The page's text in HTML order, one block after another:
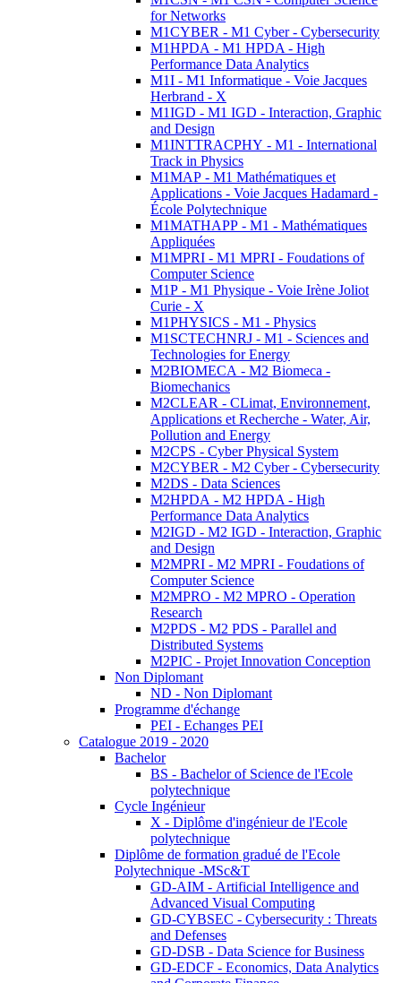
for Networks
M1CYBER - M1 Cyber - Cybersecurity
M1HPDA - M1 HPDA - High
Performance Data Analytics
M1I - M1 Informatique - Voie Jacques
Herbrand - X
M1IGD - M1 IGD - Interaction, Graphic
and Design
M1INTTRACPHY - M1 - International
Track in Physics
M1MAP - M1 Mathématiques et
Applications - Voie Jacques Hadamard -
École Polytechnique
M1MATHAPP - M1 - Mathématiques
Appliquées
M1MPRI - M1 MPRI - Foudations of
Computer Science
M1P - M1 Physique - Voie Irène Joliot
Curie - X
M1PHYSICS - M1 - Physics
M1SCTECHNRJ - M1 - Sciences and
Technologies for Energy
M2BIOMECA - M2 Biomeca -
Biomechanics
M2CLEAR - CLimat, Environnement,
Applications et Recherche - Water, Air,
Pollution and Energy
M2CPS - Cyber Physical System
M2CYBER - M2 Cyber - Cybersecurity
M2DS - Data Sciences
M2HPDA - M2 HPDA - High
Performance Data Analytics
M2IGD - M2 IGD - Interaction, Graphic
and Design
M2MPRI - M2 MPRI - Foudations of
Computer Science
M2MPRO - M2 MPRO - Operation
Research
M2PDS - M2 PDS - Parallel and
Distributed Systems
M2PIC - Projet Innovation Conception
Non Diplomant
ND - Non Diplomant
Programme d'échange
PEI - Echanges PEI
Catalogue 2019 - 2020
Bachelor
BS - Bachelor of Science de l'Ecole
polytechnique
Cycle Ingénieur
X - Diplôme d'ingénieur de l'Ecole
polytechnique
Diplôme de formation gradué de l'Ecole
Polytechnique -MSc&T
GD-AIM - Artificial Intelligence and
Advanced Visual Computing
GD-CYBSEC - Cybersecurity : Threats
and Defenses
GD-DSB - Data Science for Business
GD-EDCF - Economics, Data Analytics